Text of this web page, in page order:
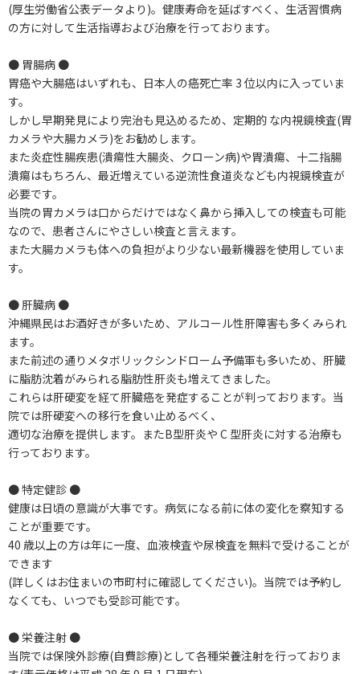
(厚生労働省公表データより)。健康寿命を延ばすべく、生活習慣病
の方に対して生活指導および治療を行っております。
● 胃腸病 ●
胃癌や大腸癌はいずれも、日本人の癌死亡率 3 位以内に入っていま
す。
しかし早期発見により完治も見込めるため、定期的 な内視鏡検査(胃
カメラや大腸カメラ)をお勧めします。
また炎症性腸疾患(潰瘍性大腸炎、クローン病)や胃潰瘍、十二指腸
潰瘍はもちろん、最近増えている逆流性食道炎なども内視鏡検査が
必要です。
当院の胃カメラは口からだけではなく鼻から挿入しての検査も可能
なので、患者さんにやさしい検査と言えます。
また大腸カメラも体への負担がより少ない最新機器を使用していま
す。
● 肝臓病 ●
沖縄県民はお酒好きが多いため、アルコール性肝障害も多くみられ
ます。
また前述の通りメタボリックシンドローム予備軍も多いため、肝臓
に脂肪沈着がみられる脂肪性肝炎も増えてきました。
これらは肝硬変を経て肝臓癌を発症することが判っております。当
院では肝硬変への移行を食い止めるべく、
適切な治療を提供します。またB型肝炎や C 型肝炎に対する治療も
行っております。
● 特定健診 ●
健康は日頃の意識が大事です。病気になる前に体の変化を察知する
ことが重要です。
40 歳以上の方は年に一度、血液検査や尿検査を無料で受けることが
できます
(詳しくはお住まいの市町村に確認してください)。当院では予約し
なくても、いつでも受診可能です。
● 栄養注射 ●
当院では保険外診療(自費診療)として各種栄養注射を行っておりま